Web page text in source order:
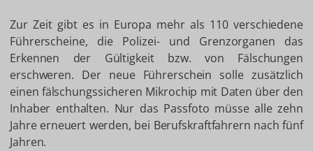
Zur Zeit gibt es in Europa mehr als 110 verschiedene
Führerscheine, die Polizei- und Grenzorganen das
Erkennen der Gültigkeit bzw. von Fälschungen
erschweren. Der neue Führerschein solle zusätzlich
einen fälschungssicheren Mikrochip mit Daten über den
Inhaber enthalten. Nur das Passfoto müsse alle zehn
Jahre erneuert werden, bei Berufskraftfahrern nach fünf
Jahren.